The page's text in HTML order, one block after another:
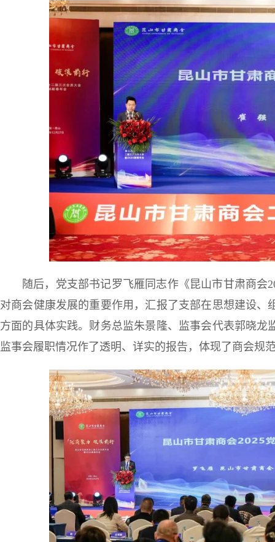
随后，党支部书记罗飞雁同志作《昆山市甘肃商会
对商会健康发展的重要作用，汇报了支部在思想建设
方面的具体实践。财务总监朱景隆、监事会代表郭晓
监事会履职情况作了透明、详实的报告，体现了商会规